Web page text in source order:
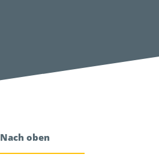
Nach oben